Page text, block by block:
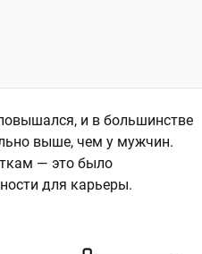
и в большинстве
выше, чем у мужчин.
— это было
для карьеры.